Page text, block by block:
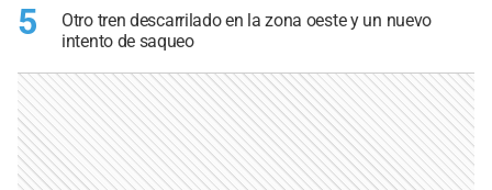
5
Otro tren descarrilado en la zona oeste y un nuevo
intento de saqueo